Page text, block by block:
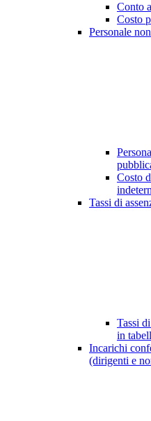
Conto
Costo
Personale
Costo
Tassi di
Tassi
in
Incarichi
(dirigenti e